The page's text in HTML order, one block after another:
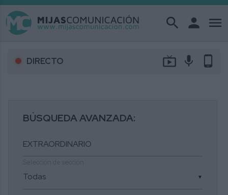
search person menu
DIRECTO live_tv mic phone_android
BÚSQUEDA AVANZADA:
▼